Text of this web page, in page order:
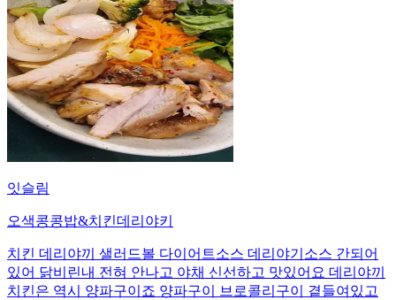
잇슬림
오색콩콩밥&치킨데리야키
치킨 데리야끼 샐러드볼 다이어트소스 데리야기소스 간되어
있어 닭비린내 전혀 안나고 야채 신선하고 맛있어요 데리야끼
치킨은 역시 양파구이죠 양파구이 브로콜리구이 곁들여있고